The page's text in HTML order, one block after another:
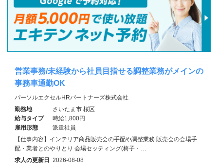
営業事務/未経験から社員目指せる調整業務がメインの
事務車通勤OK
パーソルエクセルHRパートナーズ株式会社
勤務地
さいたま市 桜区
給与タイプ
時給1,800円
雇用形態
派遣社員
【仕事内容】インテリア商品販売会の手配や調整業務 販売会の会場手
配・業者とのやりとり 会場セッティング(椅子・…
求人の更新日 2026-08-08